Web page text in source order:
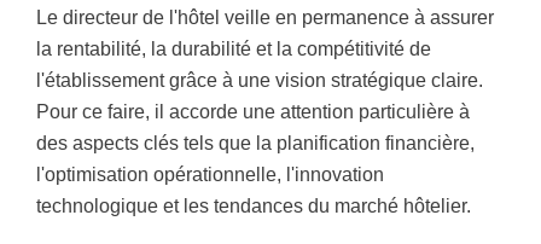
Le directeur de l'hôtel veille en permanence à assurer
la rentabilité, la durabilité et la compétitivité de
l'établissement grâce à une vision stratégique claire.
Pour ce faire, il accorde une attention particulière à
des aspects clés tels que la planification financière,
l'optimisation opérationnelle, l'innovation
technologique et les tendances du marché hôtelier.